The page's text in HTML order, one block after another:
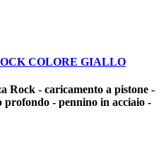
COLORE GIALLO
Rock - caricamento a pistone -
- pennino in acciaio -